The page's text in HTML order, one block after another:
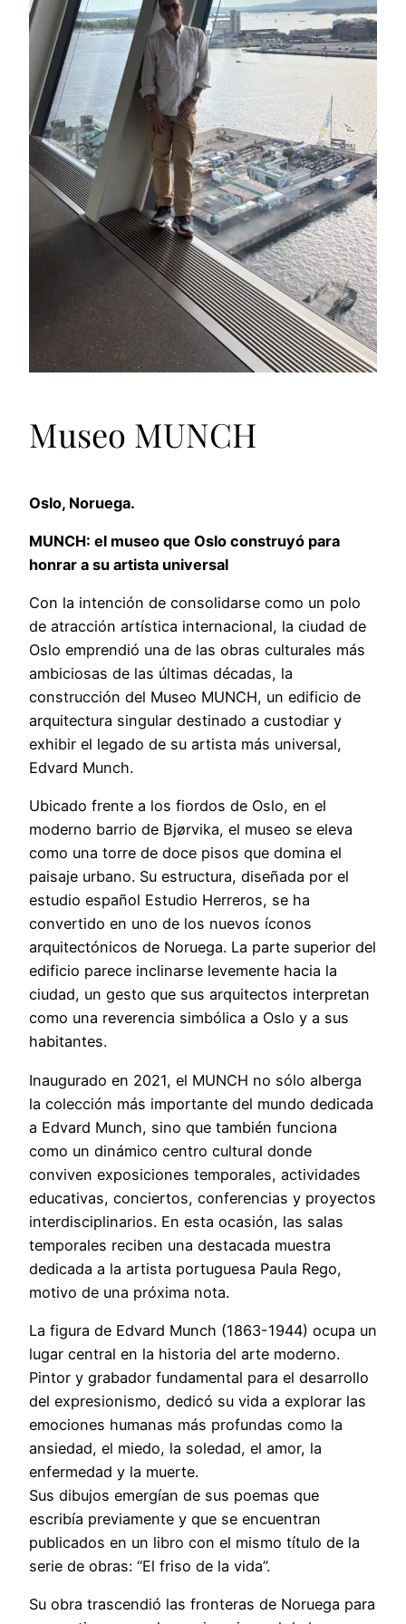
Museo MUNCH
Oslo, Noruega.
MUNCH: el museo que Oslo construyó para
honrar a su artista universal
Con la intención de consolidarse como un polo
de atracción artística internacional, la ciudad de
Oslo emprendió una de las obras culturales más
ambiciosas de las últimas décadas, la
construcción del Museo MUNCH, un edificio de
arquitectura singular destinado a custodiar y
exhibir el legado de su artista más universal,
Edvard Munch.
Ubicado frente a los fiordos de Oslo, en el
moderno barrio de Bjørvika, el museo se eleva
como una torre de doce pisos que domina el
paisaje urbano. Su estructura, diseñada por el
estudio español Estudio Herreros, se ha
convertido en uno de los nuevos íconos
arquitectónicos de Noruega. La parte superior del
edificio parece inclinarse levemente hacia la
ciudad, un gesto que sus arquitectos interpretan
como una reverencia simbólica a Oslo y a sus
habitantes.
Inaugurado en 2021, el MUNCH no sólo alberga
la colección más importante del mundo dedicada
a Edvard Munch, sino que también funciona
como un dinámico centro cultural donde
conviven exposiciones temporales, actividades
educativas, conciertos, conferencias y proyectos
interdisciplinarios. En esta ocasión, las salas
temporales reciben una destacada muestra
dedicada a la artista portuguesa Paula Rego,
motivo de una próxima nota.
La figura de Edvard Munch (1863-1944) ocupa un
lugar central en la historia del arte moderno.
Pintor y grabador fundamental para el desarrollo
del expresionismo, dedicó su vida a explorar las
emociones humanas más profundas como la
ansiedad, el miedo, la soledad, el amor, la
enfermedad y la muerte.
Sus dibujos emergían de sus poemas que
escribía previamente y que se encuentran
publicados en un libro con el mismo título de la
serie de obras: “El friso de la vida”.
Su obra trascendió las fronteras de Noruega para